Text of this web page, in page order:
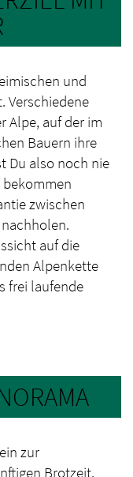
und
Verschiedene
Alpe, auf der im
Bauern ihre
Du also noch nie
bekommen
zwischen
auf die
Alpenkette
frei laufende
zur
Brotzeit.